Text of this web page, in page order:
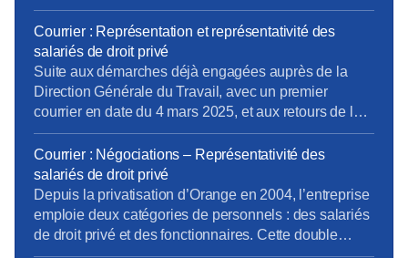
prestations, les services et leur financement entre le
CSEE et le CSEC. Chaque année, les CSEE versent
au CSEC 20,25% de leur budget pour la gestion des
activités (prestations enfance, solidarité, retraites,
gestion des comptes salarié, etc.…). Cet […]
Courrier : Représentation et représentativité des
salariés de droit privé
Suite aux démarches déjà engagées auprès de la
Direction Générale du Travail, avec un premier
courrier en date du 4 mars 2025, et aux retours de la
Direction Générale du Travail, la CFE-CGC Orange a
transmis un nouveau courrier. Rappel du contexte :
Depuis la privatisation d’Orange en 2004, l’entreprise
emploie deux catégories de personnels […]
Courrier : Négociations – Représentativité des
salariés de droit privé
Depuis la privatisation d’Orange en 2004, l’entreprise
emploie deux catégories de personnels : des salariés
de droit privé et des fonctionnaires. Cette double
composante rend nécessaire une distinction claire